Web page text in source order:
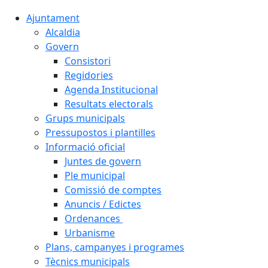
Ajuntament
Alcaldia
Govern
Consistori
Regidories
Agenda Institucional
Resultats electorals
Grups municipals
Pressupostos i plantilles
Informació oficial
Juntes de govern
Ple municipal
Comissió de comptes
Anuncis / Edictes
Ordenances
Urbanisme
Plans, campanyes i programes
Tècnics municipals